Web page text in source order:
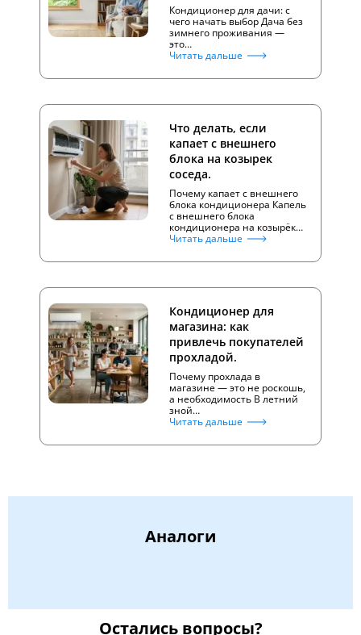
Кондиционер для дачи: с
чего начать выбор Дача без
зимнего проживания —
это…
Читать дальше
Что делать, если
капает с внешнего
блока на козырек
соседа.
Почему капает с внешнего
блока кондиционера Капель
с внешнего блока
кондиционера на козырёк…
Читать дальше
Кондиционер для
магазина: как
привлечь покупателей
прохладой.
Почему прохлада в
магазине — это не роскошь,
а необходимость В летний
зной…
Читать дальше
Аналоги
Остались вопросы?